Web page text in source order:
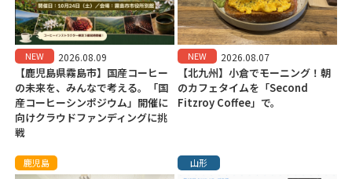
NEW 2026.08.09
【鹿児島県霧島市】国産コーヒー
の未来を、みんなで考える。「国
産コーヒーシンポジウム」開催に
向けクラウドファンディングに挑
戦
NEW 2026.08.07
【北九州】小倉でモーニング！朝
のカフェタイムを「Second
Fitzroy Coffee」で。
鹿児島 山形